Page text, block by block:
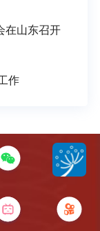
在山东召开
作